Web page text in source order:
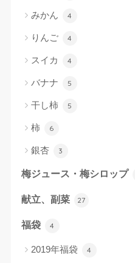
みかん 4
りんご 4
スイカ 4
バナナ 5
干し柿 5
柿 6
銀杏 3
梅ジュース・梅シロップ
献立、副菜 27
福袋 4
2019年福袋 4